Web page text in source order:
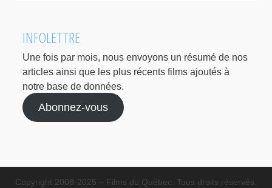
INFOLETTRE
Une fois par mois, nous envoyons un résumé de nos
articles ainsi que les plus récents films ajoutés à
notre base de données.
Abonnez-vous
Copyright 2008-2025 – Films du Québec. Tous droits réservés.